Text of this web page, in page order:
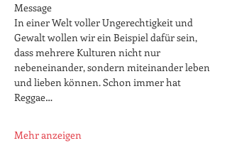
Message
In einer Welt voller Ungerechtigkeit und
Gewalt wollen wir ein Beispiel dafür sein,
dass mehrere Kulturen nicht nur
nebeneinander, sondern miteinander leben
und lieben können. Schon immer hat
Reggae…
Mehr anzeigen